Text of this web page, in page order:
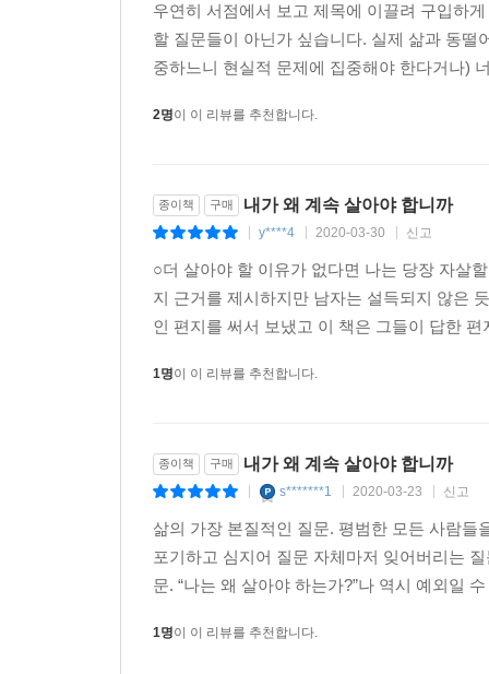
우연히 서점에서 보고 제목에 이끌려 구입하
할 질문들이 아닌가 싶습니다. 실제 삶과 동
중하느니 현실적 문제에 집중해야 한다거나)
2명이 이 리뷰를 추천합니다.
종이책 구매 내가 왜 계속 살아야 합니까
y****4 2020-03-30 신고
○더 살아야 할 이유가 없다면 나는 당장 자살
지 근거를 제시하지만 남자는 설득되지 않은
인 편지를 써서 보냈고 이 책은 그들이 답한
1명이 이 리뷰를 추천합니다.
종이책 구매 내가 왜 계속 살아야 합니까
s*******1 2020-03-23 신고
삶의 가장 본질적인 질문. 평범한 모든 사람
포기하고 심지어 질문 자체마저 잊어버리는
문. “나는 왜 살아야 하는가?”나 역시 예외일
1명이 이 리뷰를 추천합니다.